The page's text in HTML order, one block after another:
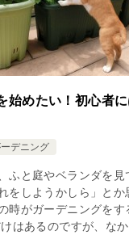
始めたい！初心者
デニング
ふと庭やベランダを見
をしようかしら」とか
時がガーデニングを
はあるのですが、な